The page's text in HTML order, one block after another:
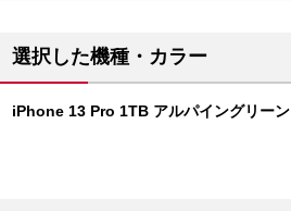
選択した機種・カラー
iPhone 13 Pro 1TB アルパイングリーン